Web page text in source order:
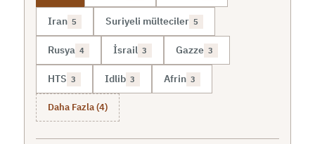
Iran 5 Suriyeli mülteciler 5
Rusya 4 İsrail 3 Gazze 3
HTS 3 Idlib 3 Afrin 3
Daha Fazla (4)